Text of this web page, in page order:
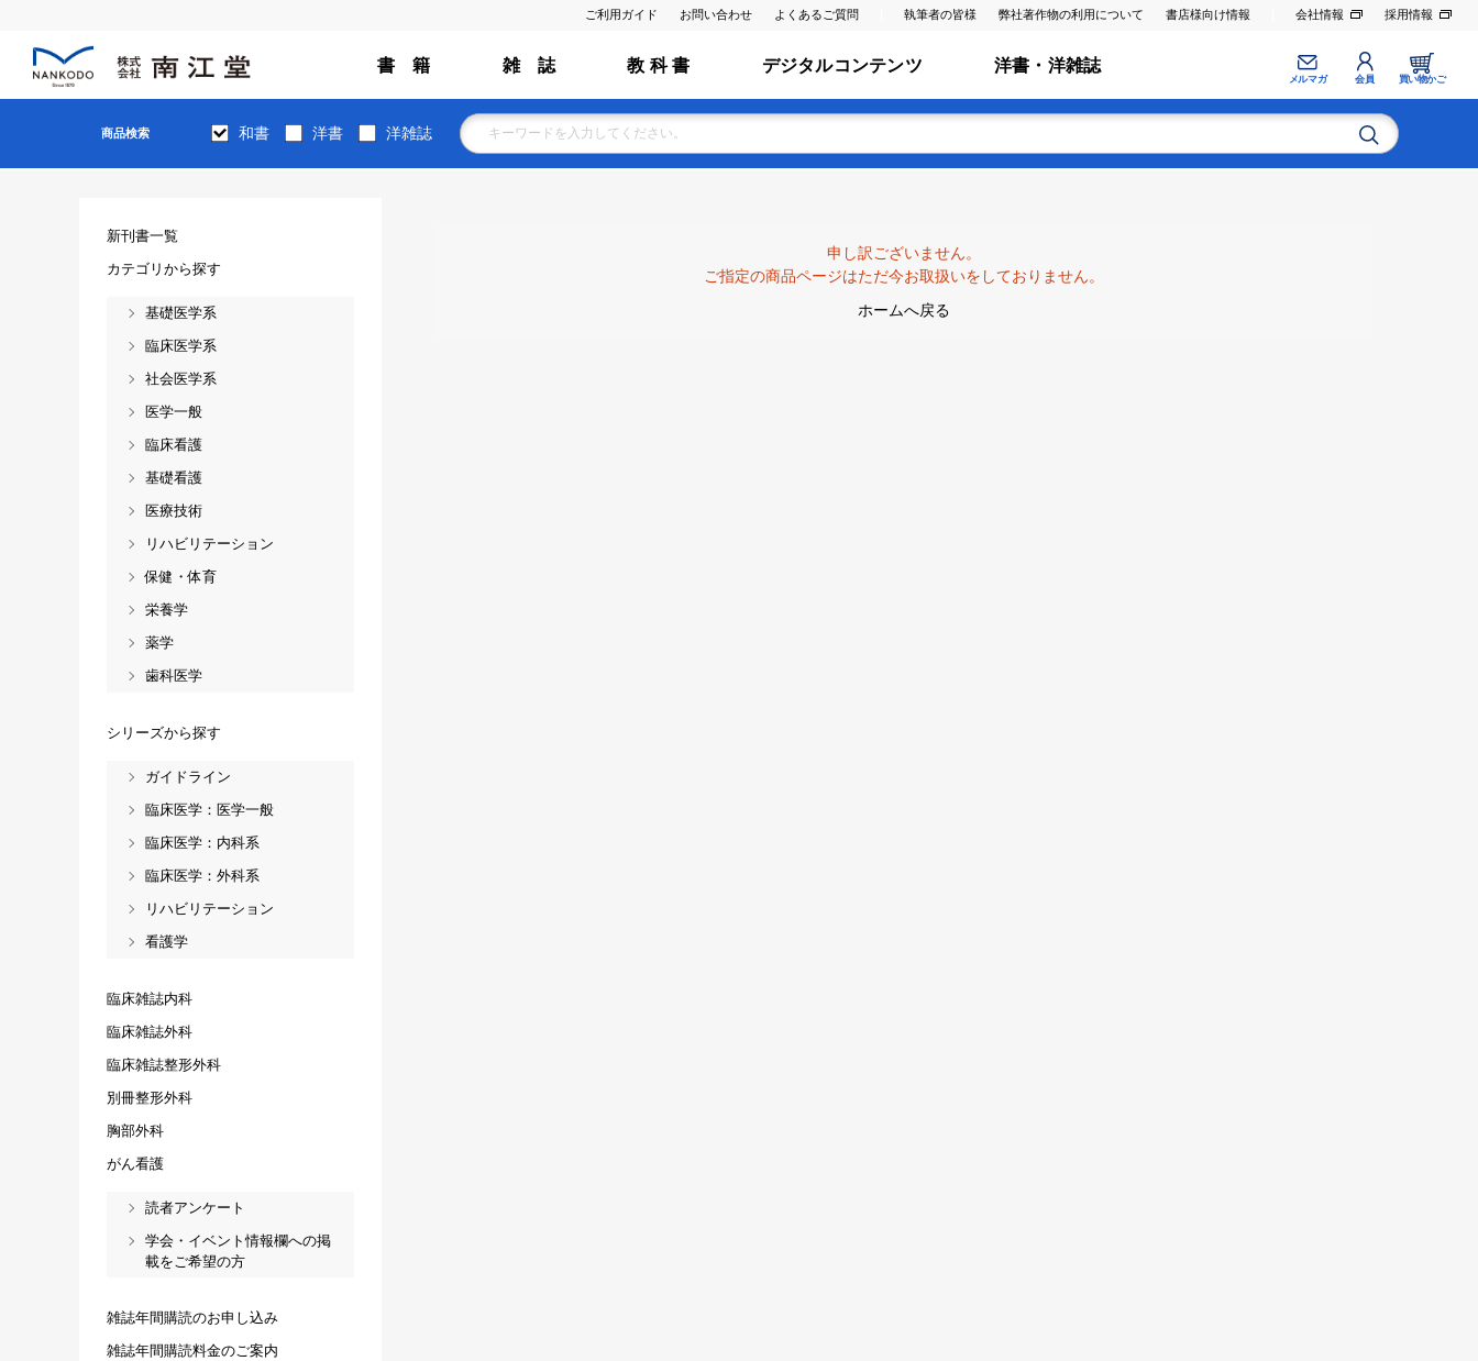
ご利用ガイド お問い合わせ よくあるご質問 執筆者の皆様 弊社著作物の利用について 書店様向け情報 会社情報 採用情報
書 籍 雑 誌 教 科 書 デジタルコンテンツ 洋書・洋雑誌
メルマガ 会員 買い物かご
商品検索 和書 洋書 洋雑誌
申し訳ございません。
ご指定の商品ページはただ今お取扱いをしておりません。
ホームへ戻る
新刊書一覧
カテゴリから探す
基礎医学系
臨床医学系
社会医学系
医学一般
臨床看護
基礎看護
医療技術
リハビリテーション
保健・体育
栄養学
薬学
歯科医学
シリーズから探す
ガイドライン
臨床医学：医学一般
臨床医学：内科系
臨床医学：外科系
リハビリテーション
看護学
臨床雑誌内科
臨床雑誌外科
臨床雑誌整形外科
別冊整形外科
胸部外科
がん看護
読者アンケート
学会・イベント情報欄への掲
載をご希望の方
雑誌年間購読のお申し込み
雑誌年間購読料金のご案内